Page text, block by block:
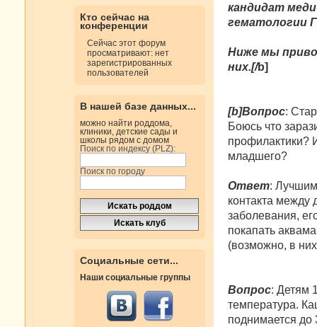
Кто сейчас на
конференции
Сейчас этот форум
просматривают: нет
зарегистрированных
пользователей
В нашей базе данных...
можно найти роддома,
клиники, детские сады и
школы рядом с домом
Поиск по индексу (PLZ):
Поиск по городу
Социальные сети...
Наши социальные группы
кандидат
гематологии
Ниже мы
них.[/b]
[b]Вопрос:
Боюсь что
профилактики?
младшего?
Ответ: Лучшим
контакта между
заболевания,
покапать
(возможно, в
Вопрос: Детям
температура.
поднимается до